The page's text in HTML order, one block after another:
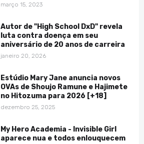
março 15, 2023
Autor de "High School DxD" revela
luta contra doença em seu
aniversário de 20 anos de carreira
janeiro 20, 2026
Estúdio Mary Jane anuncia novos
OVAs de Shoujo Ramune e Hajimete
no Hitozuma para 2026 [+18]
dezembro 25, 2025
My Hero Academia - Invisible Girl
aparece nua e todos enlouquecem